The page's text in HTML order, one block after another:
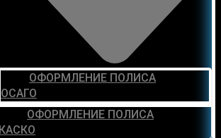
ОФОРМЛЕНИЕ ПОЛИСА
ОСАГО
ОФОРМЛЕНИЕ ПОЛИСА
КАСКО